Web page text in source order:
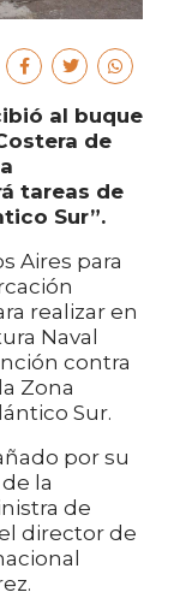
al buque
de
tareas de
Sur”.
Aires para
realizar en
Naval
contra
Zona
Sur.
por su
la
de
director de